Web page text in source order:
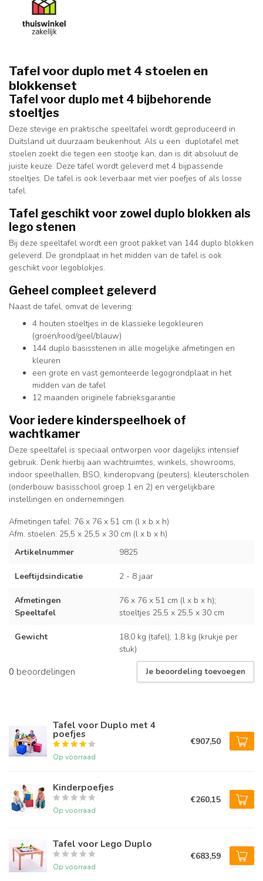
Tafel voor duplo met 4 stoelen en
blokkenset
Tafel voor duplo met 4 bijbehorende
stoeltjes
Deze stevige en praktische speeltafel wordt geproduceerd in
Duitsland uit duurzaam beukenhout. Als u een duplotafel met
stoelen zoekt die tegen een stootje kan, dan is dit absoluut de
juiste keuze. Deze tafel wordt geleverd met 4 bijpassende
stoeltjes. De tafel is ook leverbaar met vier poefjes of als losse
tafel.
Tafel geschikt voor zowel duplo blokken als
lego stenen
Bij deze speeltafel wordt een groot pakket van 144 duplo blokken
geleverd. De grondplaat in het midden van de tafel is ook
geschikt voor legoblokjes.
Geheel compleet geleverd
Naast de tafel, omvat de levering:
4 houten stoeltjes in de klassieke legokleuren
(groen/rood/geel/blauw)
144 duplo basisstenen in alle mogelijke afmetingen en
kleuren
een grote en vast gemonteerde legogrondplaat in het
midden van de tafel
12 maanden originele fabrieksgarantie
Voor iedere kinderspeelhoek of
wachtkamer
Deze speeltafel is speciaal ontworpen voor dagelijks intensief
gebruik. Denk hierbij aan wachtruimtes, winkels, showrooms,
indoor speelhallen, BSO, kinderopvang (peuters), kleuterscholen
(onderbouw basisschool groep 1 en 2) en vergelijkbare
instellingen en ondernemingen.
Afmetingen tafel: 76 x 76 x 51 cm (l x b x h)
Afm. stoelen: 25,5 x 25,5 x 30 cm (l x b x h)
Artikelnummer
9825
Leeftijdsindicatie 2 - 8 jaar
Afmetingen
Speeltafel
76 x 76 x 51 cm (l x b x h);
stoeltjes 25,5 x 25,5 x 30 cm
Gewicht
18,0 kg (tafel); 1,8 kg (krukje per
stuk)
0 beoordelingen Je beoordeling toevoegen
Tafel voor Duplo met 4
poefjes
Op voorraad
€907,50
Kinderpoefjes
Op voorraad
€260,15
Tafel voor Lego Duplo
Op voorraad
€683,59